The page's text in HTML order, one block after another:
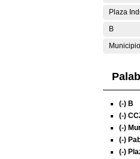
Plaza
B
Municipio
(-) B
(-)
(-)
(-)
(-)